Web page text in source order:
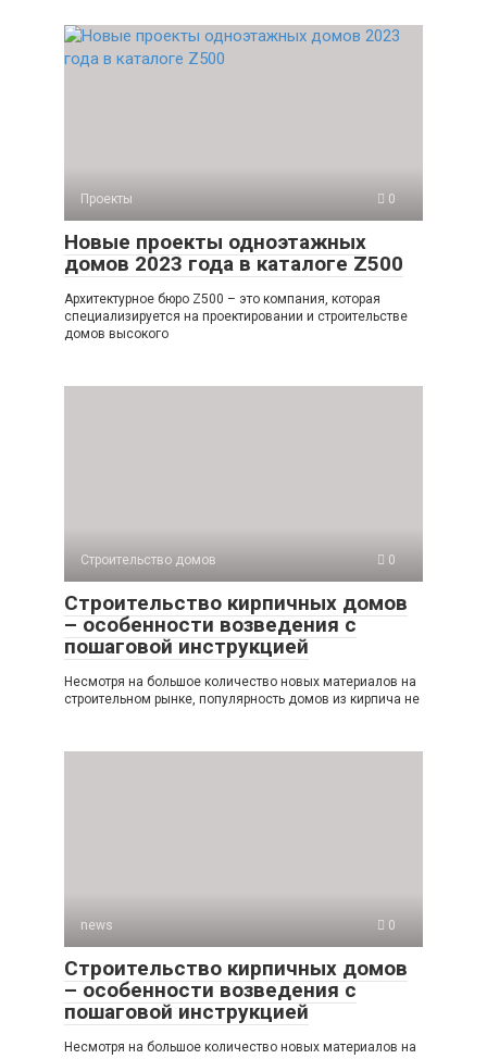
Проекты 0
Новые проекты одноэтажных
домов 2023 года в каталоге Z500
Архитектурное бюро Z500 – это компания, которая
специализируется на проектировании и строительстве
домов высокого
Строительство домов 0
Строительство кирпичных домов
– особенности возведения с
пошаговой инструкцией
Несмотря на большое количество новых материалов на
строительном рынке, популярность домов из кирпича не
news 0
Строительство кирпичных домов
– особенности возведения с
пошаговой инструкцией
Несмотря на большое количество новых материалов на